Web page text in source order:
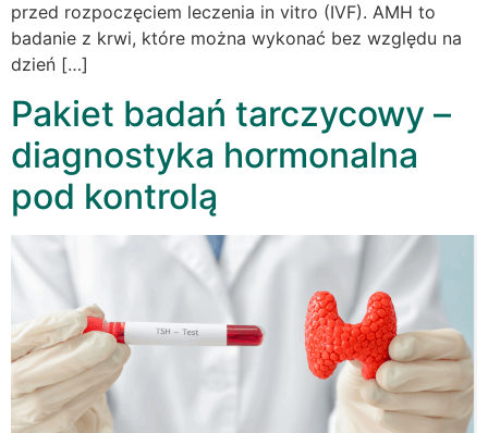
przed rozpoczęciem leczenia in vitro (IVF). AMH to
badanie z krwi, które można wykonać bez względu na
dzień […]
Pakiet badań tarczycowy –
diagnostyka hormonalna
pod kontrolą